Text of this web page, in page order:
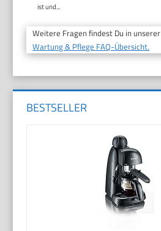
ist und...
Weitere Fragen findest Du in unserer
Wartung & Pflege FAQ-Übersicht.
BESTSELLER